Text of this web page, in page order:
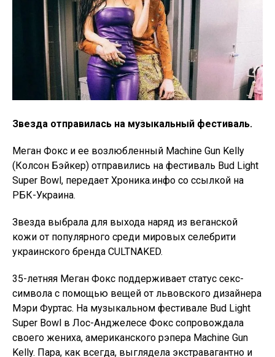
Звезда отправилась на музыкальный фестиваль.
Меган Фокс и ее возлюбленный Machine Gun Kelly
(Колсон Бэйкер) отправились на фестиваль Bud Light
Super Bowl, передает Хроника.инфо со ссылкой на
РБК-Украина.
Звезда выбрала для выхода наряд из веганской
кожи от популярного среди мировых селебрити
украинского бренда CULTNAKED.
35-летняя Меган Фокс поддерживает статус секс-
символа с помощью вещей от львовского дизайнера
Мэри Фуртас. На музыкальном фестивале Bud Light
Super Bowl в Лос-Анджелесе Фокс сопровождала
своего жениха, американского рэпера Machine Gun
Kelly. Пара, как всегда, выглядела экстравагантно и